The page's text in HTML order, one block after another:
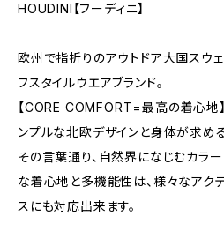
HOUDINI【フーディニ】
欧州で指折りのアウトドア大国スウ
フスタイルウエアブランド。
【CORE COMFORT=最高の着心地
ンプルな北欧デザインと身体が求め
その言葉通り、自然界になじむカラ
な着心地と多機能性は、様々なアク
スにも対応出来ます。